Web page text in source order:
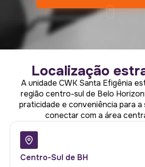
Localização
A unidade CWK Santa Efigênia
região centro-sul de Belo
praticidade e conveniência para a
conectar com a área
Centro-Sul de BH